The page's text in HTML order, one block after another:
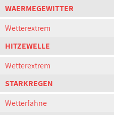
WAERMEGEWITTER
Wetterextrem
HITZEWELLE
Wetterextrem
STARKREGEN
Wetterfahne